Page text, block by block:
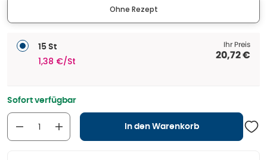
Ohne Rezept
15 St
1,38 €/St
Ihr Preis
20,72 €
Sofort verfügbar
In den Warenkorb